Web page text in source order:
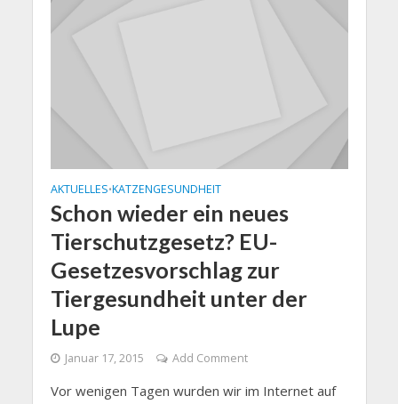
AKTUELLES•KATZENGESUNDHEIT
Schon wieder ein neues
Tierschutzgesetz? EU-
Gesetzesvorschlag zur
Tiergesundheit unter der
Lupe
Januar 17, 2015 Add Comment
Vor wenigen Tagen wurden wir im Internet auf